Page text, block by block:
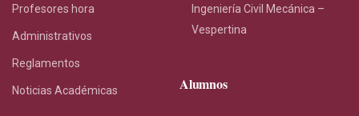
Profesores hora
Administrativos
Reglamentos
Noticias Académicas
Ingeniería Civil Mecánica –
Vespertina
Alumnos